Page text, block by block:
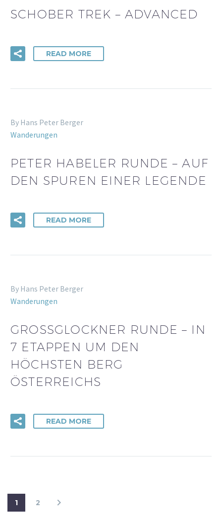
SCHOBER TREK – ADVANCED
READ MORE
By Hans Peter Berger
Wanderungen
PETER HABELER RUNDE – AUF
DEN SPUREN EINER LEGENDE
READ MORE
By Hans Peter Berger
Wanderungen
GROSSGLOCKNER RUNDE – IN 7
ETAPPEN UM DEN H
ÖCHSTEN BERG Ö
STERREICHS
READ MORE
1 2